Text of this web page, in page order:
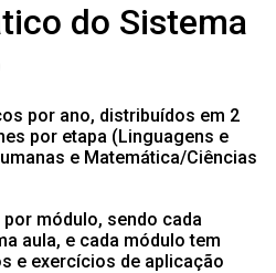
do Sistema
por ano, distribuídos em 2
por etapa (Linguagens e
e Matemática/Ciências
módulo, sendo cada
aula, e cada módulo tem
e exercícios de aplicação